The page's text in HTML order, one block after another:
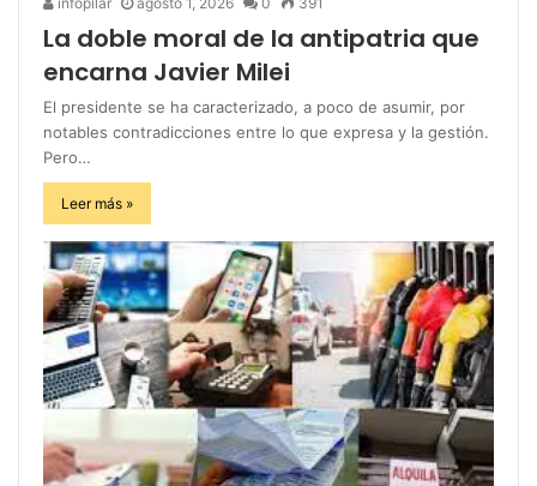
La doble moral de la antipatria que
encarna Javier Milei
El presidente se ha caracterizado, a poco de asumir, por
notables contradicciones entre lo que expresa y la gestión.
Pero…
Leer más »